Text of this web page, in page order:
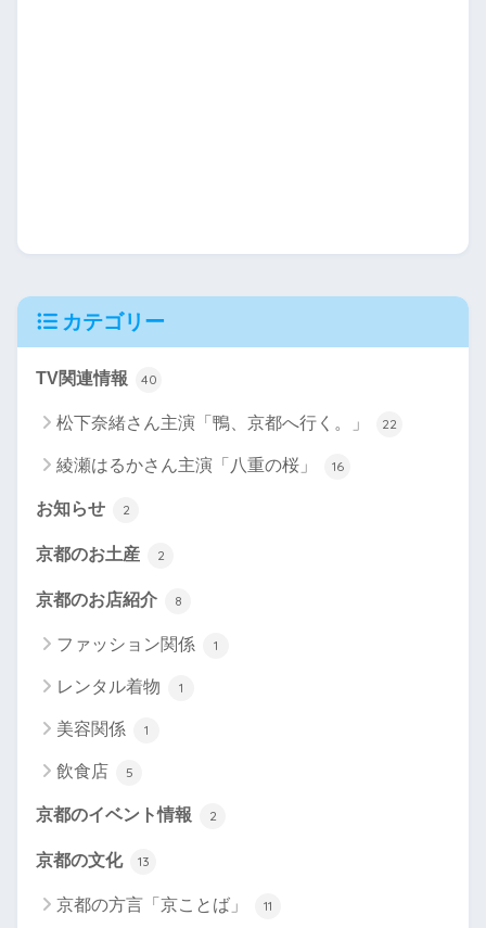
カテゴリー
TV関連情報 40
松下奈緒さん主演「鴨、京都へ行く。」 22
綾瀬はるかさん主演「八重の桜」 16
お知らせ 2
京都のお土産 2
京都のお店紹介 8
ファッション関係 1
レンタル着物 1
美容関係 1
飲食店 5
京都のイベント情報 2
京都の文化 13
京都の方言「京ことば」 11